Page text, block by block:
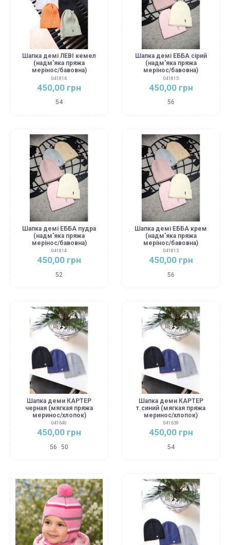
Шапка демі ЛЕВІ кемел
(надм'яка пряжа
мерінос/бавовна)
041816
450,00 грн
54
Шапка демі ЕББА сірий
(надм'яка пряжа
мерінос/бавовна)
041815
450,00 грн
56
Шапка демі ЕББА пудра
(надм'яка пряжа
мерінос/бавовна)
041814
450,00 грн
52
Шапка демі ЕББА крем
(надм'яка пряжа
мерінос/бавовна)
041813
450,00 грн
56
Шапка деми КАРТЕР
черная (мягкая пряжа
меринос/хлопок)
041640
450,00 грн
56 50
Шапка деми КАРТЕР
т.синий (мягкая пряжа
меринос/хлопок)
041639
450,00 грн
54